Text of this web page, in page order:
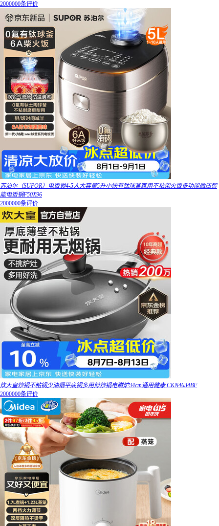
2000000条评价
苏泊尔（SUPOR）电饭煲4-5人大容量5升小快有钛球釜家用不粘柴火饭多功能微压智
能电饭锅F50X96
2000000条评价
炊大皇炒锅不粘锅少油烟平底锅多用煎炒锅电磁炉34cm通用健康 CKN4634BF
2000000条评价